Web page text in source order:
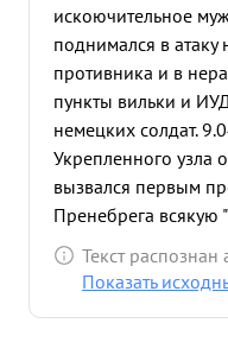
искоючительное
поднимался в атаку
противника и в
пункты вильки и
немецких солдат.
Укрепленного
вызвался первым
Пренебрега всякую
ураганным огнем
первым ворвался в
Текст распознан
Показать